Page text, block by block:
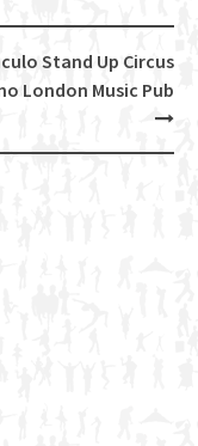
Stand Up Circus
London Music Pub